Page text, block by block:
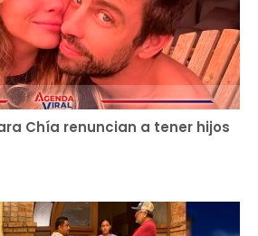
Chía renuncian a tener hijos